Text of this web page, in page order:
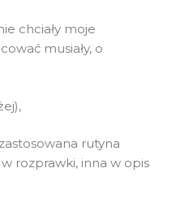
chciały moje
musiały, o
rutyna
rozprawki, inna w opis